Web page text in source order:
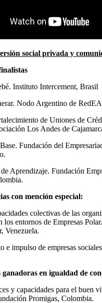
social privada y
Instituto Intercement, Brasil
Nodo Argentino de
de Uniones de
Los Andes de
Fundación del
Aprendizaje. Fundación
con mención especial:
colectivas de las
los entornos de Empresas
Venezuela.
e impulso de empresas
ganadoras en igualdad de
y capacidades para el buen
Promigas, Colombia.